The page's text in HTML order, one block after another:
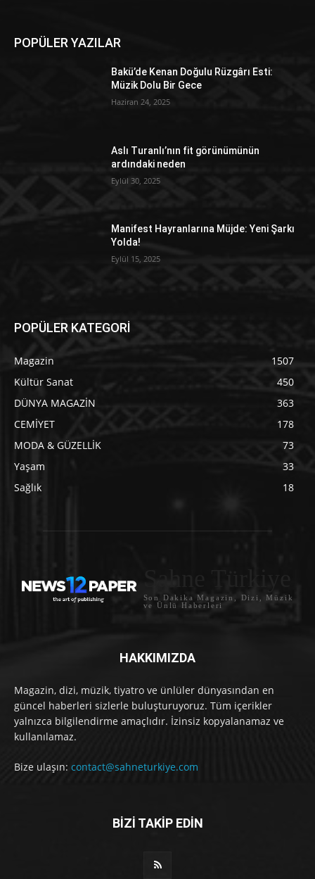
POPÜLER YAZILAR
Bakü’de Kenan Doğulu Rüzgârı Esti:
Müzik Dolu Bir Gece
Haziran 24, 2025
Aslı Turanlı’nın fit görünümünün
ardındaki neden
Eylül 30, 2025
Manifest Hayranlarına Müjde: Yeni Şarkı
Yolda!
Eylül 15, 2025
POPÜLER KATEGORİ
Magazin
1507
Kültür Sanat
450
DÜNYA MAGAZİN
363
CEMİYET
178
MODA & GÜZELLİK
73
Yaşam
33
Sağlık
18
Son Dakika Magazin, Dizi, Müzik
ve Ünlü Haberleri
HAKKIMIZDA
Magazin, dizi, müzik, tiyatro ve ünlüler dünyasından en
güncel haberleri sizlerle buluşturuyoruz. Tüm içerikler
yalnızca bilgilendirme amaçlıdır. İzinsiz kopyalanamaz ve
kullanılamaz.
Bize ulaşın: contact@sahneturkiye.com
BİZİ TAKİP EDİN